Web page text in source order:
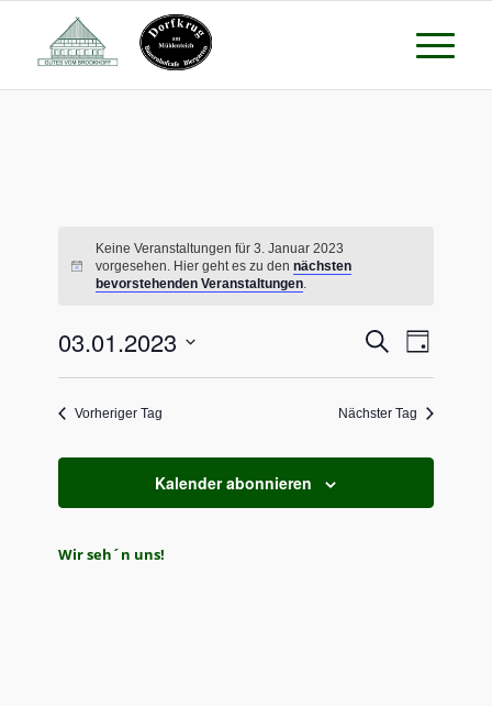
Keine Veranstaltungen für 3. Januar 2023
vorgesehen. Hier geht es zu den nächsten
bevorstehenden Veranstaltungen.
Suche
und
SucheTag
03.01.2023
Vorheriger Tag Nächster Tag
Kalender abonnieren
Wir seh´n uns!